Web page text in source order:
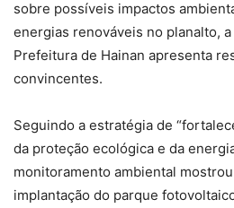
sobre possíveis impactos
energias renováveis no planalto,
Prefeitura de Hainan apresenta
convincentes.
Seguindo a estratégia de
da proteção ecológica e da
monitoramento ambiental
implantação do parque